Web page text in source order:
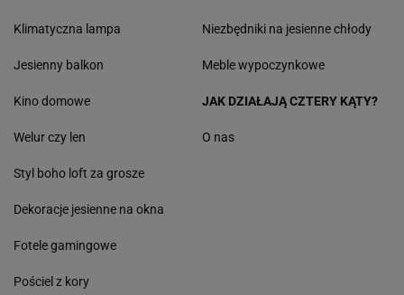
Klimatyczna lampa
Jesienny balkon
Niezbędniki na jesienne chłody
Meble wypoczynkowe
Kino domowe
Welur czy len
Styl boho loft za grosze
Dekoracje jesienne na okna
Fotele gamingowe
Pościel z kory
JAK DZIAŁAJĄ CZTERY KĄTY?
O nas